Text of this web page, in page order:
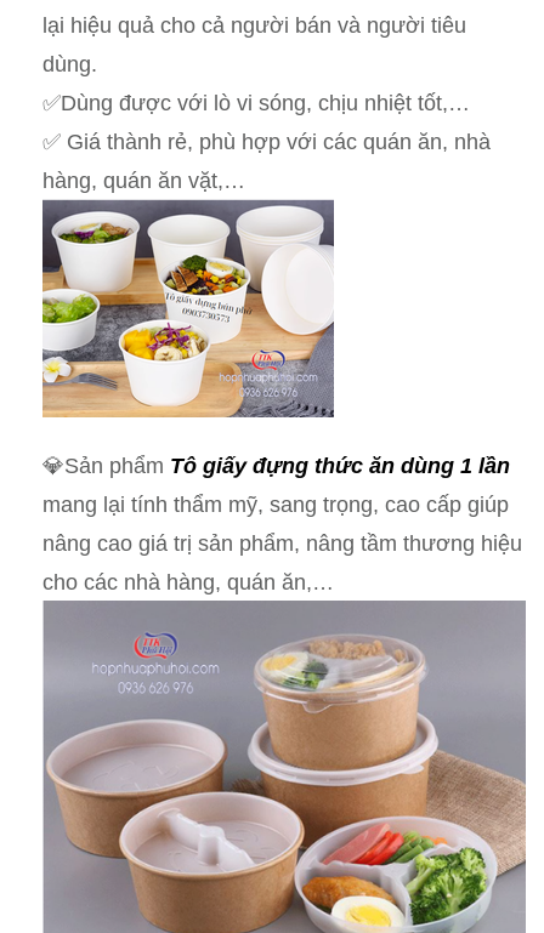
lại hiệu quả cho cả người bán và người tiêu
dùng.
✅Dùng được với lò vi sóng, chịu nhiệt tốt,…
✅ Giá thành rẻ, phù hợp với các quán ăn, nhà
hàng, quán ăn vặt,…
💎Sản phẩm Tô giấyđựng thức ăn dùng 1 lần
mang lại tính thẩm mỹ, sang trọng, cao cấp giúp
nâng cao giá trị sản phẩm, nâng tầm thương hiệu
cho các nhà hàng, quán ăn,…